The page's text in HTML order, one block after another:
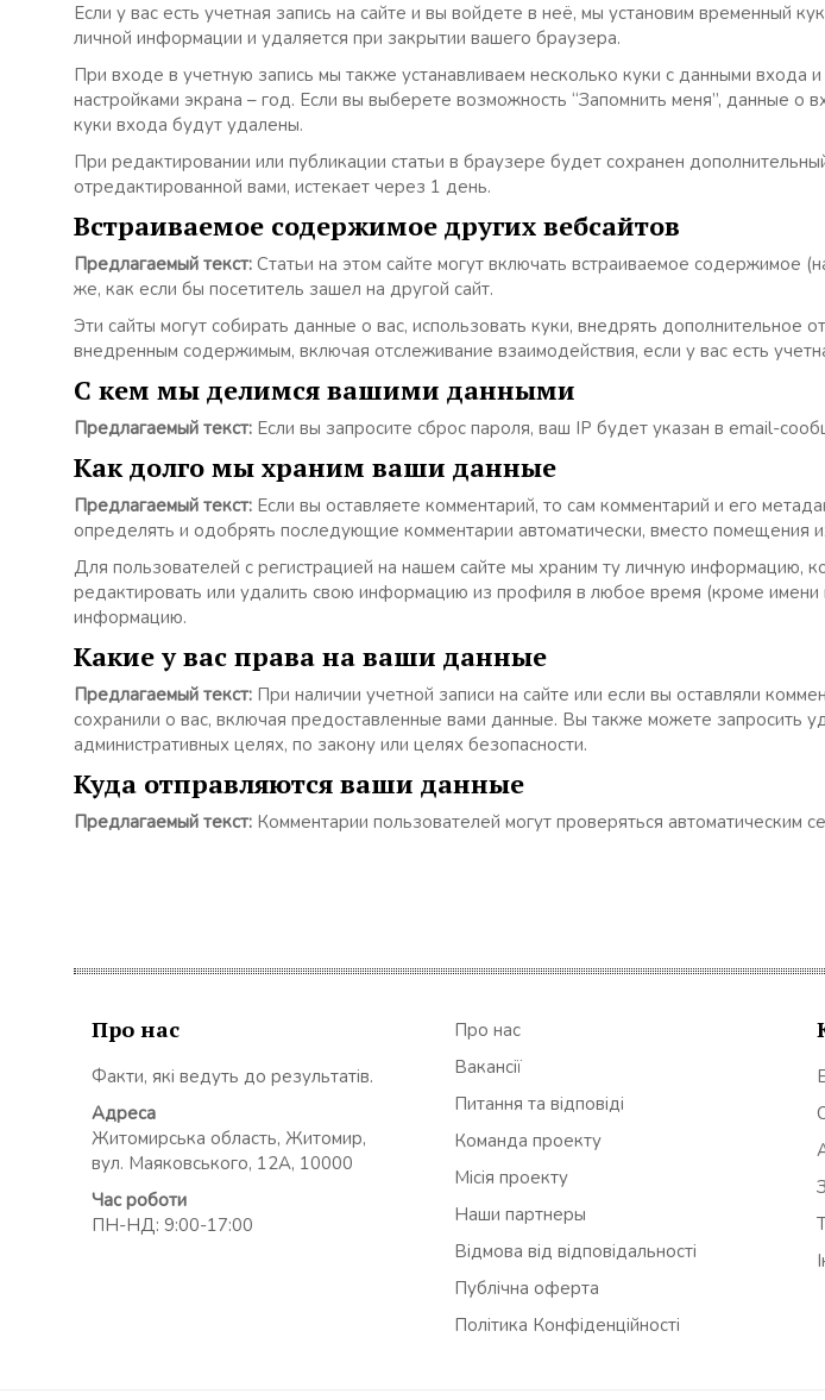
Если у вас есть учетная запись на сайте и вы войдете в неё, мы установим
личной информации и удаляется при закрытии вашего браузера.
При входе в учетную запись мы также устанавливаем несколько куки с данными входа
настройками экрана – год. Если вы выберете возможность “Запомнить меня”, данные
куки входа будут удалены.
При редактировании или публикации статьи в браузере будет сохранен
отредактированной вами, истекает через 1 день.
Встраиваемое содержимое других вебсайтов
Предлагаемый текст: Статьи на этом сайте могут включать встраиваемое содержимое
же, как если бы посетитель зашел на другой сайт.
Эти сайты могут собирать данные о вас, использовать куки, внедрять дополнительное
внедренным содержимым, включая отслеживание взаимодействия, если у вас есть
С кем мы делимся вашими данными
Предлагаемый текст: Если вы запросите сброс пароля, ваш IP будет указан в email-
Как долго мы храним ваши данные
Предлагаемый текст: Если вы оставляете комментарий, то сам комментарий и его
определять и одобрять последующие комментарии автоматически, вместо помещения
Для пользователей с регистрацией на нашем сайте мы храним ту личную информацию,
редактировать или удалить свою информацию из профиля в любое время (кроме
информацию.
Какие у вас права на ваши данные
Предлагаемый текст: При наличии учетной записи на сайте или если вы оставляли
сохранили о вас, включая предоставленные вами данные. Вы также можете запросить
административных целях, по закону или целях безопасности.
Куда отправляются ваши данные
Предлагаемый текст: Комментарии пользователей могут проверяться автоматическим
Про нас
Факти, які ведуть до результатів.
Адреса
Житомирська область, Житомир,
вул. Маяковського, 12А, 10000
Час роботи
ПН-НД: 9:00-17:00
Про нас
Вакансії
Питання та відповіді
Команда проекту
Місія проекту
Наши партнеры
Відмова від відповідальності
Публічна оферта
Політика Конфіденційності